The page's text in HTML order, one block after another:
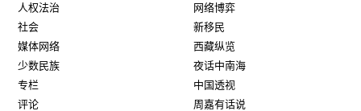
人权法治
社会
媒体网络
少数民族
专栏
评论
网络博弈
新移民
西藏纵览
夜话中南海
中国透视
周嘉有话说